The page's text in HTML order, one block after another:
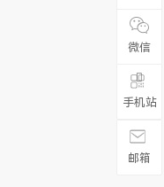
微信

手机站
邮箱